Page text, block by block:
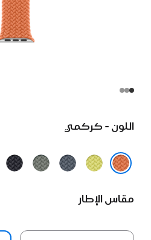
اللون - كركمي
أصفر
أزرق
رمادي سماء
مقاس الإطار